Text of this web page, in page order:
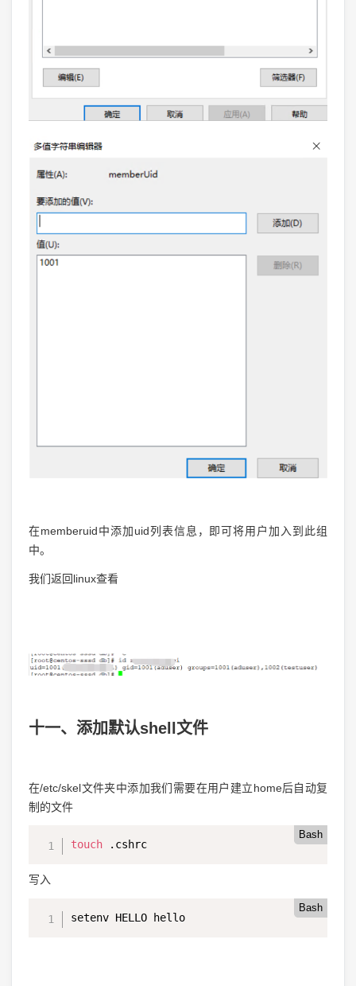
在memberuid中添加uid列表信息，即可将用户加入到此组
中。
我们返回linux查看
十一、添加默认shell文件
在/etc/skel文件夹中添加我们需要在用户建立home后自动复
制的文件
Bash
touch .cshrc
写入
Bash
setenv HELLO hello